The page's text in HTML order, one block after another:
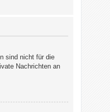
sind nicht für die
Nachrichten an